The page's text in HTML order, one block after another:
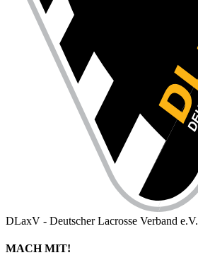
DLaxV - Deutscher Lacrosse Verband e.V.
MACH MIT!